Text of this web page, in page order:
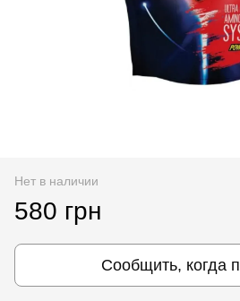
Нет в наличии
580 грн
Сообщить, когда